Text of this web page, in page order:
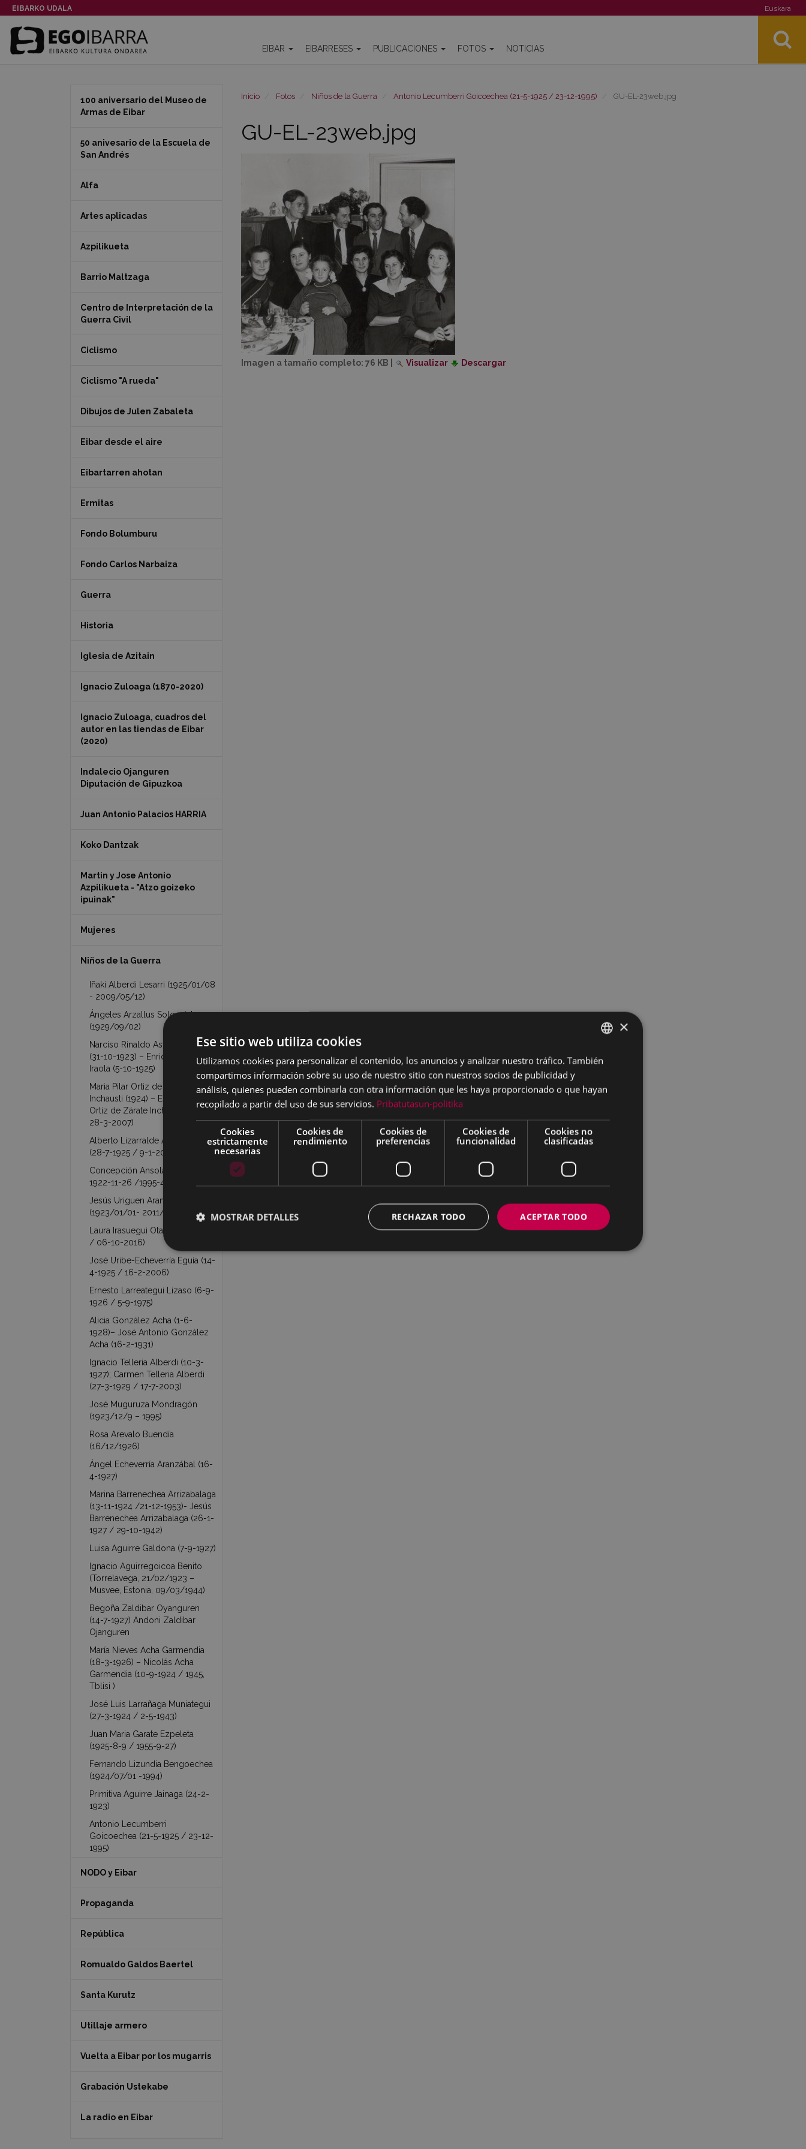
EIBARKO UDALA Euskara
EIBAR EIBARRESES PUBLICACIONES FOTOS NOTICIAS
Inicio Fotos Niños de la Guerra Antonio Lecumberri Goicoechea (21-5-1925 / 23-12-1995) GU-EL-23web.jpg
GU-EL-23web.jpg
Imagen a tamaño completo: 76 KB Visualizar Descargar
100 aniversario del Museo de
Armas de Eibar
50 anivesario de la Escuela de
San Andrés
Alfa
Artes aplicadas
Azpilikueta
Barrio Maltzaga
Centro de Interpretación de la
Guerra Civil
Ciclismo
Ciclismo "A rueda"
Dibujos de Julen Zabaleta
Eibar desde el aire
Eibartarren ahotan
Ermitas
Fondo Bolumburu
Fondo Carlos Narbaiza
Guerra
Historia
Iglesia de Azitain
Ignacio Zuloaga (1870-2020)
Ignacio Zuloaga, cuadros del
autor en las tiendas de Eibar
(2020)
Indalecio Ojanguren
Diputación de Gipuzkoa
Juan Antonio Palacios HARRIA
Koko Dantzak
Martin y Jose Antonio
Azpilikueta - "Atzo goizeko
ipuinak"
Mujeres
Niños de la Guerra
Iñaki Alberdi Lesarri (1925/01/08
- 2009/05/12)
Ángeles Arzallus Sologaistua
(1929/09/02)
Narciso Rinaldo Astarloa Iraola
(31-10-1923) – Enrique Astarloa
Iraola (5-10-1925)
Maria Pilar Ortiz de Zárate
Inchausti (1924) – Esperanza
Ortiz de Zárate Inchausti (1927 /
28-3-2007)
Alberto Lizarralde Arechavaleta
(28-7-1925 / 9-1-2011)
Concepción Ansola Ocamica (
1922-11-26 /1995-4-3 )
Jesús Uriguen Aranzabal
(1923/01/01- 2011/05/25)
Laura Irasuegui Otal (26-11-1923
/ 06-10-2016)
José Uribe-Echeverría Eguía (14-
4-1925 / 16-2-2006)
Ernesto Larreategui Lizaso (6-9-
1926 / 5-9-1975)
Alicia González Acha (1-6-
1928)– José Antonio González
Acha (16-2-1931)
Ignacio Telleria Alberdi (10-3-
1927); Carmen Telleria Alberdi
(27-3-1929 / 17-7-2003)
José Muguruza Mondragón
(1923/12/9 – 1995)
Rosa Arevalo Buendía
(16/12/1926)
Ángel Echeverría Aranzábal (16-
4-1927)
Marina Barrenechea Arrizabalaga
(13-11-1924 /21-12-1953)- Jesús
Barrenechea Arrizabalaga (26-1-
1927 / 29-10-1942)
Luisa Aguirre Galdona (7-9-1927)
Ignacio Aguirregoicoa Benito
(Torrelavega, 21/02/1923 –
Musvee, Estonia, 09/03/1944)
Begoña Zaldibar Oyanguren
(14-7-1927) Andoni Zaldibar
Ojanguren
María Nieves Acha Garmendia
(18-3-1926) – Nicolás Acha
Garmendia (10-9-1924 / 1945,
Tblisi )
José Luis Larrañaga Muniategui
(27-3-1924 / 2-5-1943)
Juan Maria Garate Ezpeleta
(1925-8-9 / 1955-9-27)
Fernando Lizundia Bengoechea
(1924/07/01 -1994)
Primitiva Aguirre Jainaga (24-2-
1923)
Antonio Lecumberri
Goicoechea (21-5-1925 / 23-12-
1995)
NODO y Eibar
Propaganda
República
Romualdo Galdos Baertel
Santa Kurutz
Utillaje armero
Vuelta a Eibar por los mugarris
Grabación Ustekabe
La radio en Eibar
BASQUE
×
Ese sitio web utiliza cookies
Utilizamos cookies para personalizar el contenido, los anuncios y analizar nuestro tráfico. También
compartimos información sobre su uso de nuestro sitio con nuestros socios de publicidad y
análisis, quienes pueden combinarla con otra información que les haya proporcionado o que hayan
recopilado a partir del uso de sus servicios. Pribatutasun-politika
Cookies
estrictamente
necesarias
Cookies de
rendimiento
Cookies de
preferencias
Cookies de
funcionalidad
Cookies no
clasificadas
ACEPTAR TODO
RECHAZAR TODO
MOSTRAR DETALLES